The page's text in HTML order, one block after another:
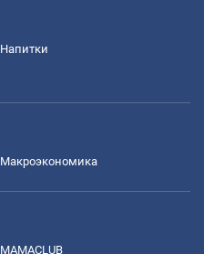
Напитки
Mакроэкономика
MAMACLUB